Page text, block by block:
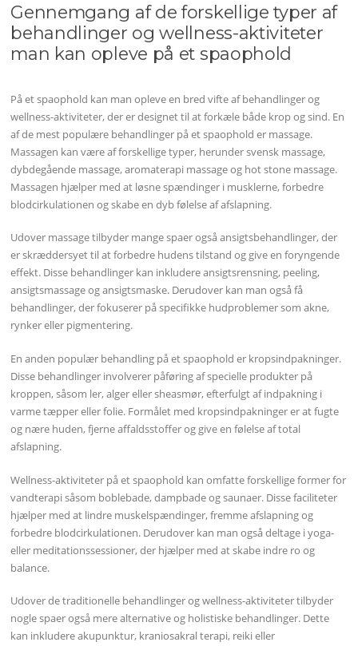
Gennemgang af de forskellige typer af
behandlinger og wellness-aktiviteter
man kan opleve på et spaophold
På et spaophold kan man opleve en bred vifte af behandlinger og
wellness-aktiviteter, der er designet til at forkæle både krop og sind. En
af de mest populære behandlinger på et spaophold er massage.
Massagen kan være af forskellige typer, herunder svensk massage,
dybdegående massage, aromaterapi massage og hot stone massage.
Massagen hjælper med at løsne spændinger i musklerne, forbedre
blodcirkulationen og skabe en dyb følelse af afslapning.
Udover massage tilbyder mange spaer også ansigtsbehandlinger, der
er skræddersyet til at forbedre hudens tilstand og give en foryngende
effekt. Disse behandlinger kan inkludere ansigtsrensning, peeling,
ansigtsmassage og ansigtsmaske. Derudover kan man også få
behandlinger, der fokuserer på specifikke hudproblemer som akne,
rynker eller pigmentering.
En anden populær behandling på et spaophold er kropsindpakninger.
Disse behandlinger involverer påføring af specielle produkter på
kroppen, såsom ler, alger eller sheasmør, efterfulgt af indpakning i
varme tæpper eller folie. Formålet med kropsindpakninger er at fugte
og nære huden, fjerne affaldsstoffer og give en følelse af total
afslapning.
Wellness-aktiviteter på et spaophold kan omfatte forskellige former for
vandterapi såsom boblebade, dampbade og saunaer. Disse faciliteter
hjælper med at lindre muskelspændinger, fremme afslapning og
forbedre blodcirkulationen. Derudover kan man også deltage i yoga-
eller meditationssessioner, der hjælper med at skabe indre ro og
balance.
Udover de traditionelle behandlinger og wellness-aktiviteter tilbyder
nogle spaer også mere alternative og holistiske behandlinger. Dette
kan inkludere akupunktur, kraniosakral terapi, reiki eller